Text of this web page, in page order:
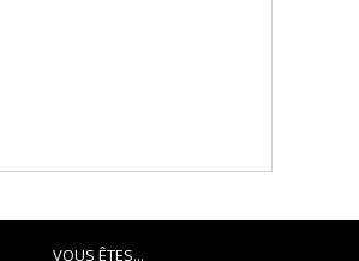
VOUS ÊTES...